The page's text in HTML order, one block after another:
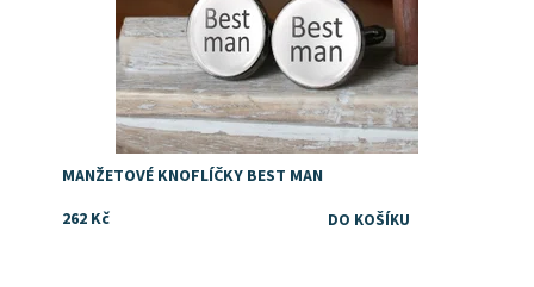
MANŽETOVÉ KNOFLÍČKY BEST MAN
262 Kč